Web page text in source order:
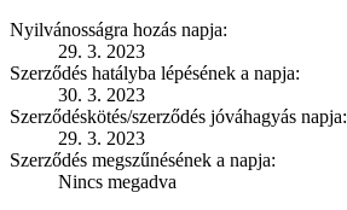
Nyilvánosságra hozás napja:
29. 3. 2023
Szerződés hatályba lépésének a napja:
30. 3. 2023
Szerződéskötés/szerződés jóváhagyás napja:
29. 3. 2023
Szerződés megszűnésének a napja:
Nincs megadva